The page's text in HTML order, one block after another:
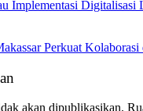
Implementasi
Perkuat
akan dipublikasikan.